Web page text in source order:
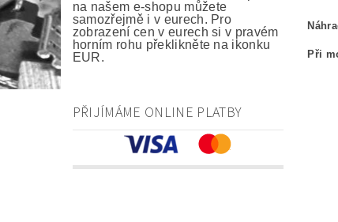
na našem e-shopu můžete
samozřejmě i v eurech. Pro
zobrazení cen v eurech si v pravém
horním rohu překlikněte na ikonku
EUR.
PŘIJÍMÁME ONLINE PLATBY
Při